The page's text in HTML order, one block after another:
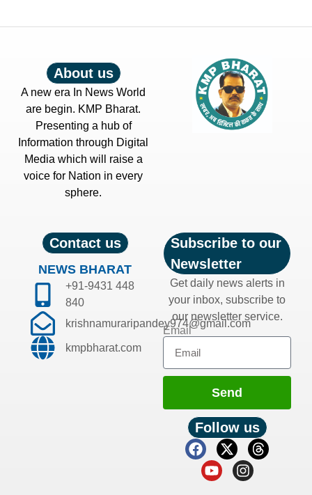
About us
A new era In News World
are begin. KMP Bharat.
Presenting a hub of
Information through Digital
Media which will raise a
voice for Nation in every
sphere.
Contact us
NEWS BHARAT
+91-9431 448
840
krishnamuraripandey974@gmail.com
kmpbharat.com
Subscribe to our
Newsletter
Get daily news alerts in
your inbox, subscribe to
our newsletter service.
Email
Send
Follow us